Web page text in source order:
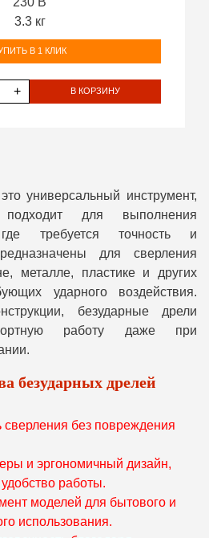
3.3 кг
В 1 КЛИК
+ В КОРЗИНУ
универсальный инструмент,
для выполнения
требуется точность и
для сверления
металле, пластике и других
ударного воздействия.
безударные дрели
работу даже при
безударных дрелей
сверления без повреждения
и эргономичный дизайн,
работы.
моделей для бытового и
использования.